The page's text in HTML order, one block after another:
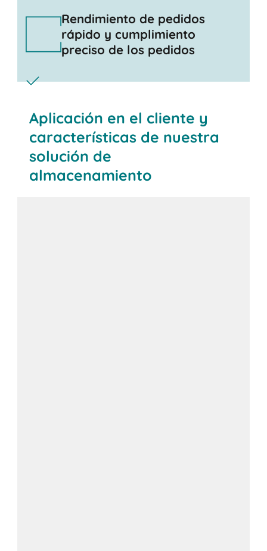
Rendimiento de pedidos
rápido y cumplimiento
preciso de los pedidos
Aplicación en el cliente y
características de nuestra
solución de
almacenamiento